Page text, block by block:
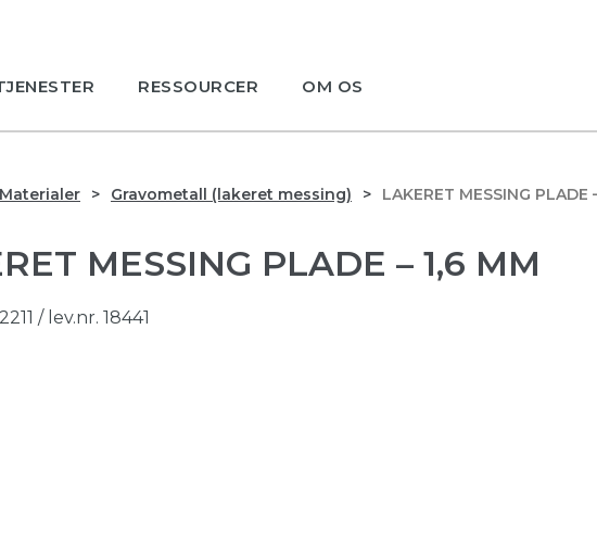
RESSOURCER OM OS
Materialer Gravometall (lakeret messing) LAKERET MESSING PLADE
MESSING PLADE – 1,6 MM
/ lev.nr. 18441